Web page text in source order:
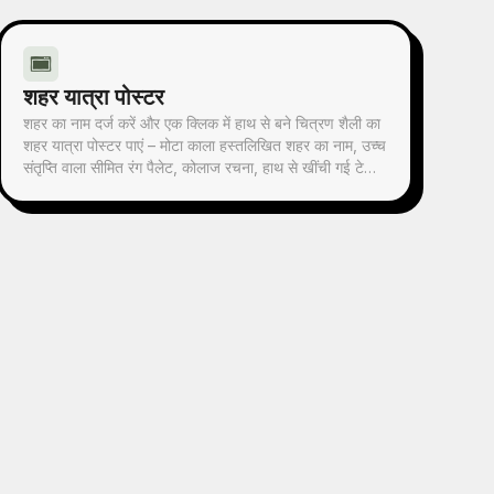
शहर यात्रा पोस्टर
शहर का नाम दर्ज करें और एक क्लिक में हाथ से बने चित्रण शैली का
शहर यात्रा पोस्टर पाएं – मोटा काला हस्तलिखित शहर का नाम, उच्च
संतृप्ति वाला सीमित रंग पैलेट, कोलाज रचना, हाथ से खींची गई टेढ़ी
प्रतिष्ठित स्थलों और अनोखे रंग संयोजन से अपने आप मेल खाता है।